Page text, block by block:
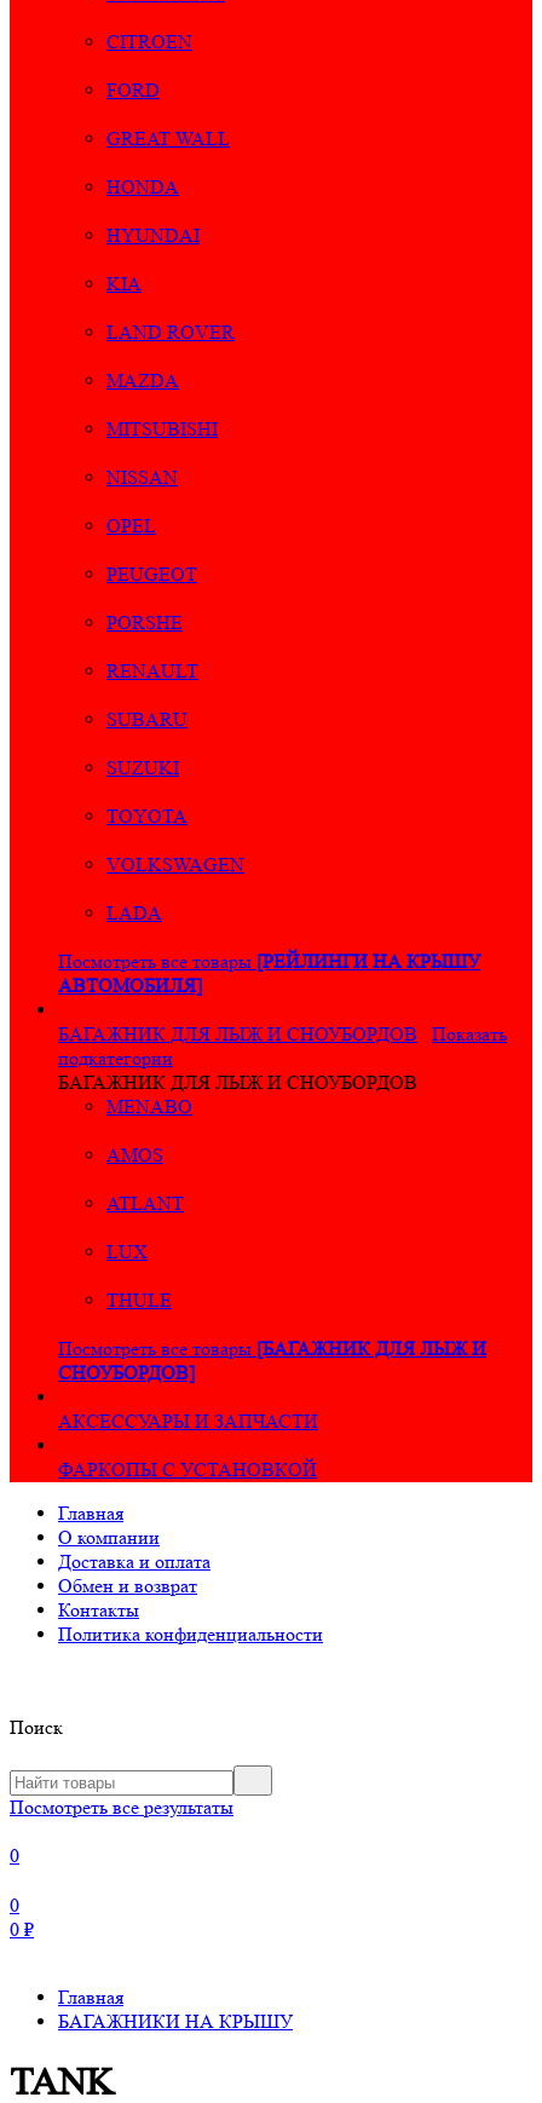
CITROEN
FORD
GREAT WALL
HONDA
HYUNDAI
KIA
LAND ROVER
MAZDA
MITSUBISHI
NISSAN
OPEL
PEUGEOT
PORSHE
RENAULT
SUBARU
SUZUKI
TOYOTA
VOLKSWAGEN
LADA
Посмотреть все товары [РЕЙЛИНГИ НА КРЫШУ
АВТОМОБИЛЯ]
БАГАЖНИК ДЛЯ ЛЫЖ И СНОУБОРДОВ
Показать
подкатегории
БАГАЖНИК ДЛЯ ЛЫЖ И СНОУБОРДОВ
MENABO
AMOS
ATLANT
LUX
THULE
Посмотреть все товары [БАГАЖНИК ДЛЯ ЛЫЖ И
СНОУБОРДОВ]
АКСЕССУАРЫ И ЗАПЧАСТИ
ФАРКОПЫ С УСТАНОВКОЙ
Главная
О компании
Доставка и оплата
Обмен и возврат
Контакты
Политика конфиденциальности
Поиск
Посмотреть все результаты
0
0
0 ₽
Главная
БАГАЖНИКИ НА КРЫШУ
TANK